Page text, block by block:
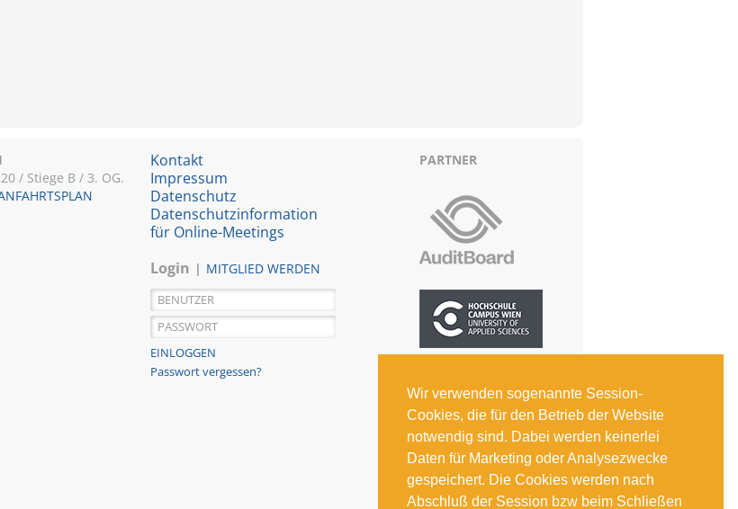
Wir verwenden sogenannte Session-
Cookies, die für den Betrieb der Website
notwendig sind. Dabei werden keinerlei
Daten für Marketing oder Analysezwecke
gespeichert. Die Cookies werden nach
Abschluß der Session bzw beim Schließen
/ Stiege B / 3. OG.
Kontakt
Impressum
Datenschutz
Datenschutzinformation
für Online-Meetings
Login
MITGLIED WERDEN
Passwort vergessen?
PARTNER